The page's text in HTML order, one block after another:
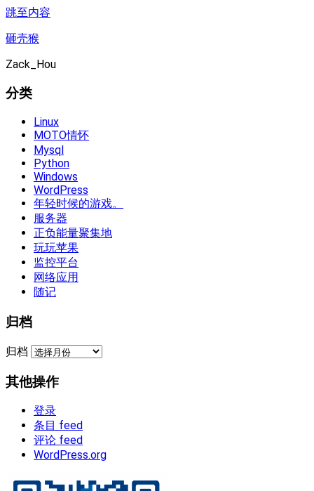
跳至内容
砸壳猴
Zack_Hou
分类
Linux
MOTO情怀
Mysql
Python
Windows
WordPress
年轻时候的游戏。
服务器
正负能量聚集地
玩玩苹果
监控平台
网络应用
随记
归档
归档
其他操作
登录
条目 feed
评论 feed
WordPress.org